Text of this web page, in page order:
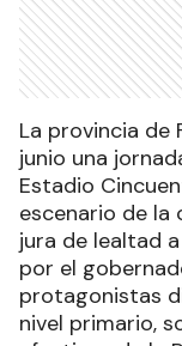
La provincia de
junio una
Estadio
escenario de la
jura de lealtad
por el
protagonistas
nivel primario,